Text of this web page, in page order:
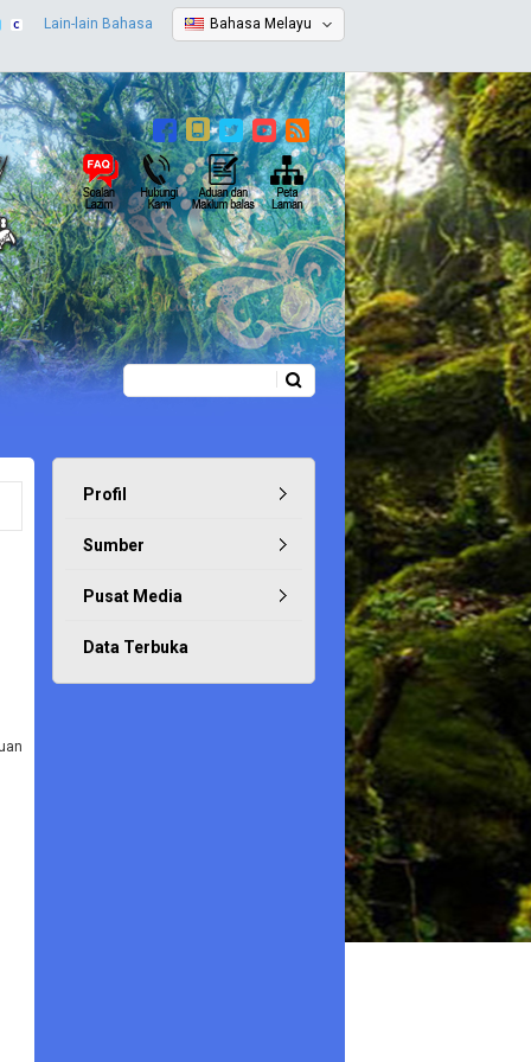
Bahasa Melayu
Lain-lain Bahasa
Borang carian
Profil
Sumber
Pusat Media
Data Terbuka